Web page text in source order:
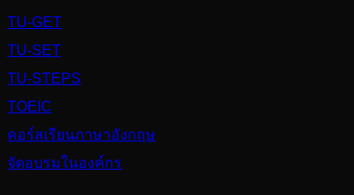
TU-GET
TU-SET
TU-STEPS
TOEIC
คอร์สเรียนภาษาอังกฤษ
จัดอบรมในองค์กร